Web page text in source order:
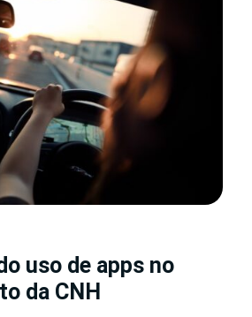
uso de apps no
da CNH